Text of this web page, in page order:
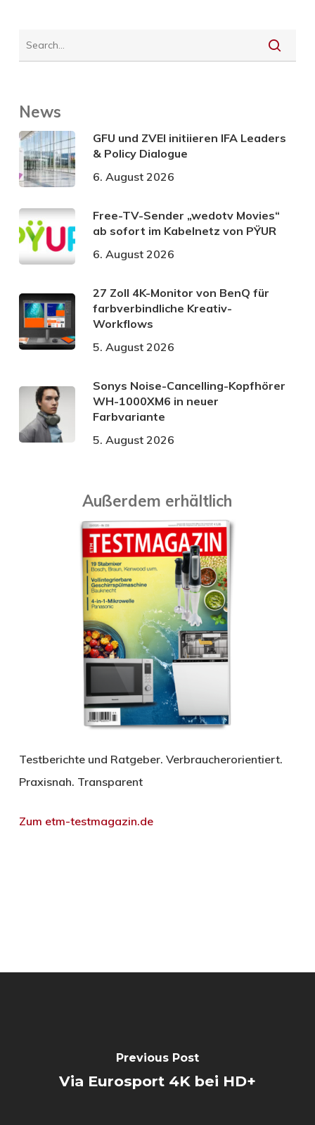
News
GFU und ZVEI initiieren IFA Leaders
& Policy Dialogue
6. August 2026
Free-TV-Sender „wedotv Movies“
ab sofort im Kabelnetz von PŸUR
6. August 2026
27 Zoll 4K-Monitor von BenQ für
farbverbindliche Kreativ-
Workflows
5. August 2026
Sonys Noise-Cancelling-Kopfhörer
WH-1000XM6 in neuer
Farbvariante
5. August 2026
Außerdem erhältlich
Testberichte und Ratgeber. Verbraucherorientiert.
Praxisnah. Transparent
Zum etm-testmagazin.de
Previous Post
Via Eurosport 4K bei HD+